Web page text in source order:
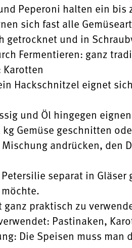
Peperoni halten ein
sich fast alle
getrocknet und in
Fermentieren: ganz
Karotten
Hackschnitzel eignet
und Öl hingegen
kg Gemüse geschnitten
andrücken, den
separat in
praktisch zu
Pastinaken,
Die Speisen muss